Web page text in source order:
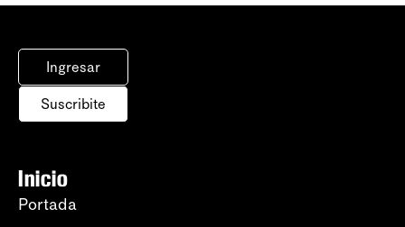
Ingresar
Suscribite
Inicio
Portada